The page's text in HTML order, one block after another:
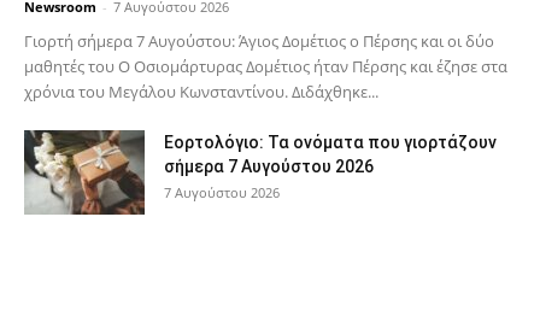
Newsroom - 7 Αυγούστου 2026
Γιορτή σήμερα 7 Αυγούστου: Άγιος Δομέτιος ο Πέρσης και οι δύο
μαθητές του Ο Oσιομάρτυρας Δομέτιος ήταν Πέρσης και έζησε στα
χρόνια του Μεγάλου Κωνσταντίνου. Διδάχθηκε...
Εορτολόγιο: Τα ονόματα που γιορτάζουν
σήμερα 7 Αυγούστου 2026
7 Αυγούστου 2026